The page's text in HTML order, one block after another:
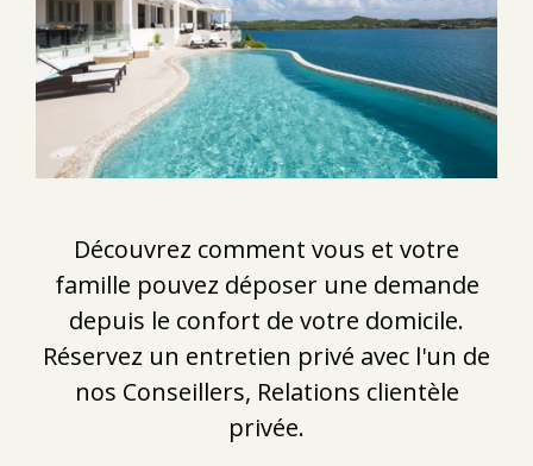
Découvrez comment vous et votre
famille pouvez déposer une demande
depuis le confort de votre domicile.
Réservez un entretien privé avec l'un de
nos Conseillers, Relations clientèle
privée.